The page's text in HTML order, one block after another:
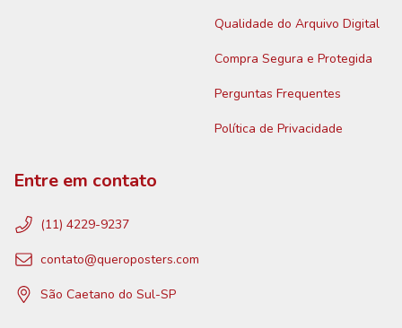
Qualidade do Arquivo Digital
Compra Segura e Protegida
Perguntas Frequentes
Política de Privacidade
Entre em contato
(11) 4229-9237
contato@queroposters.com
São Caetano do Sul-SP